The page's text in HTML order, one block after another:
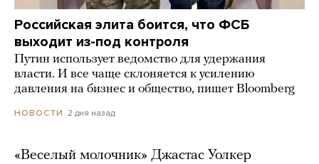
Российская элита боится, что ФСБ
выходит из-под контроля
Путин использует ведомство для удержания
власти. И все чаще склоняется к усилению
давления на бизнес и общество, пишет Bloomberg
НОВОСТИ 2 дня назад
«Веселый молочник» Джастас Уолкер